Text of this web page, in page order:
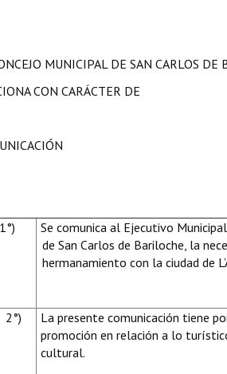
MUNICIPAL DE SAN CARLOS DE
CON CARÁCTER DE
Se comunica al Ejecutivo
de San Carlos de Bariloche, la
hermanamiento con la ciudad de
La presente comunicación tiene
promoción en relación a lo
cultural.